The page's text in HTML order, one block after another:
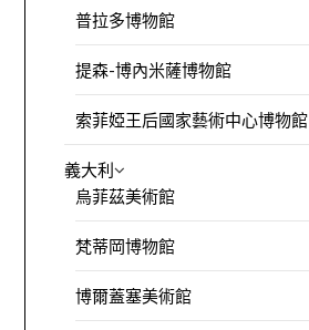
普拉多博物館
提森-博內米薩博物館
索菲婭王后國家藝術中心博物館
義大利
烏菲茲美術館
梵蒂岡博物館
博爾蓋塞美術館